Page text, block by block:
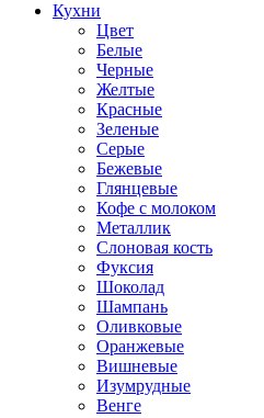
Кухни
Цвет
Белые
Черные
Желтые
Красные
Зеленые
Серые
Бежевые
Глянцевые
Кофе с молоком
Металлик
Слоновая кость
Фуксия
Шоколад
Шампань
Оливковые
Оранжевые
Вишневые
Изумрудные
Венге